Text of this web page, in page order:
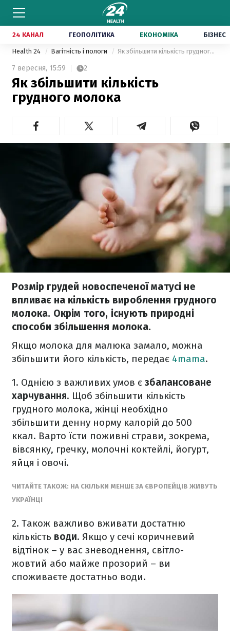
24 КАНАЛ ГЕОПОЛІТИКА ЕКОНОМІКА БІЗНЕС
Health 24 Вагітність і пологи Як збільшити кількість грудного молока
7 вересня, 15:59 2
Як збільшити кількість
грудного молока
Розмір грудей новоспеченої матусі не
впливає на кількість вироблення грудного
молока. Окрім того, існують природні
способи збільшення молока.
Якщо молока для малюка замало, можна
збільшити його кількість, передає 4mama.
1. Однією з важливих умов єзбалансоване
харчування. Щоб збільшити кількість
грудного молока, жінці необхідно
збільшити денну норму калорій до 500
ккал. Варто їсти поживні страви, зокрема,
вівсянку, гречку, молочні коктейлі, йогурт,
яйця і овочі.
ЧИТАЙТЕ ТАКОЖ: НА СКІЛЬКИ МЕНШЕ ЗА ЄВРОПЕЙЦІВ ЖИВУТЬ
УКРАЇНЦІ
2. Також важливо вживати достатню
кількість води. Якщо у сечі коричневий
відтінок – у вас зневоднення, світло-
жовтий або майже прозорий – ви
споживаєте достатньо води.